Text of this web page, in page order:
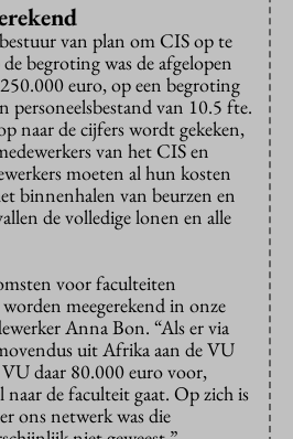
van plan om CIS op te
begroting was de afgelopen
euro, op een begroting
personeelsbestand van 10.5 fte.
naar de cijfers wordt gekeken,
van het CIS en
moeten al hun kosten
binnenhalen van beurzen en
de volledige lonen en alle
voor faculteiten
meegerekend in onze
Anna Bon. “Als er via
uit Afrika aan de VU
daar 80.000 euro voor,
naar de faculteit gaat. Op zich is
ons netwerk was die